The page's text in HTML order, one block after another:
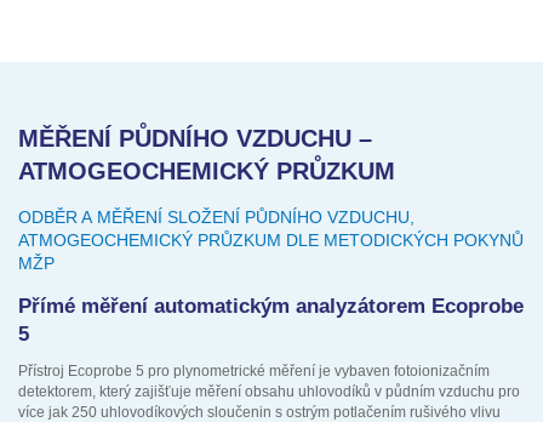
MĚŘENÍ PŮDNÍHO VZDUCHU –
ATMOGEOCHEMICKÝ PRŮZKUM
ODBĚR A MĚŘENÍ SLOŽENÍ PŮDNÍHO VZDUCHU,
ATMOGEOCHEMICKÝ PRŮZKUM DLE METODICKÝCH POKYNŮ
MŽP
Přímé měření automatickým analyzátorem Ecoprobe
5
Přístroj Ecoprobe 5 pro plynometrické měření je vybaven fotoionizačním
detektorem, který zajišťuje měření obsahu uhlovodíků v půdním vzduchu pro
více jak 250 uhlovodíkových sloučenin s ostrým potlačením rušivého vlivu